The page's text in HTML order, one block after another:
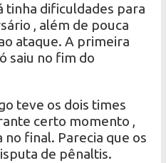
tinha dificuldades para
, além de pouca
ataque. A primeira
saiu no fim do
teve os dois times
certo momento ,
final. Parecia que os
de pênaltis.